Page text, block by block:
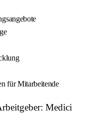
für Mitarbeitende
Medici